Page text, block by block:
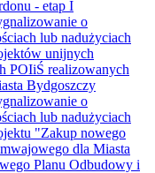
- etap I
o
lub nadużyciach
unijnych
POIiŚ realizowanych
Bydgoszczy
o
lub nadużyciach
"Zakup nowego
dla Miasta
Planu Odbudowy i